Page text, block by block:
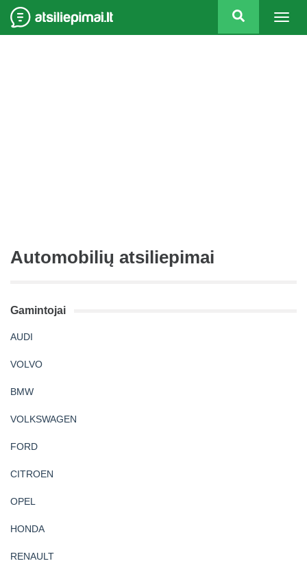
Automobilių atsiliepimai
Gamintojai
AUDI
VOLVO
BMW
VOLKSWAGEN
FORD
CITROEN
OPEL
HONDA
RENAULT